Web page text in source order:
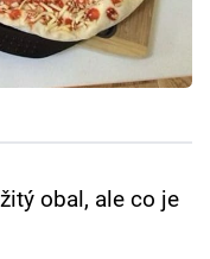
obal, ale co je